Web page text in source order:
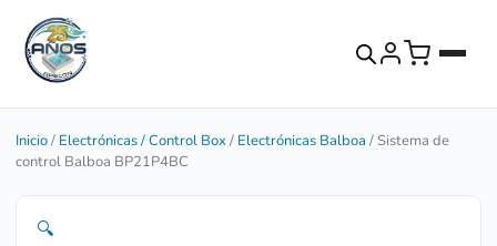
Inicio/ Electrónicas / Control Box/ Electrónicas Balboa / Sistema de
control Balboa BP21P4BC
🔍